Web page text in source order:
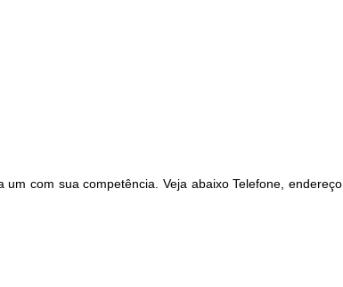
um com sua competência. Veja abaixo Telefone, endereço,